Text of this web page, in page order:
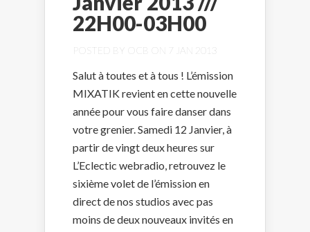
22H00-03H00
POSTED BY OCB ON 7 JAN 2013
Salut à toutes et à tous ! L’émission
MIXATIK revient en cette nouvelle
année pour vous faire danser dans
votre grenier. Samedi 12 Janvier, à
partir de vingt deux heures sur
L’Eclectic webradio, retrouvez le
sixième volet de l’émission en
direct de nos studios avec pas
moins de deux nouveaux invités en